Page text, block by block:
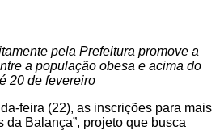
pela Prefeitura promove a
a população obesa e acima do
20 de fevereiro
feira (22), as inscrições para mais
da Balança”, projeto que busca